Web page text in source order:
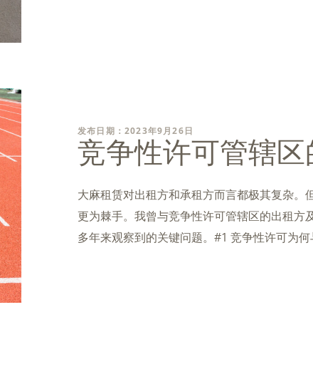
发布日期：2023年9月26日
竞争性许可管辖
大麻租赁对出租方和承租方而言都极其复杂。
更为棘手。我曾与竞争性许可管辖区的出租方
多年来观察到的关键问题。#1 竞争性许可为